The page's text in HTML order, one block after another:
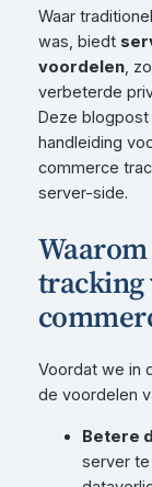
Waar
was, biedt
voordelen,
verbeterde
Deze
handleiding
commerce
server-side.
tracking
Voordat we in
de voordelen
Betere
server